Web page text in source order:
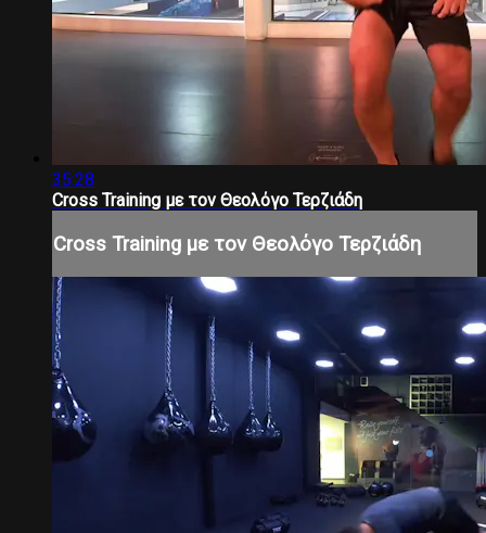
35:28
Cross Training με τον Θεολόγο Τερζιάδη
Cross Training με τον Θεολόγο Τερζιάδη